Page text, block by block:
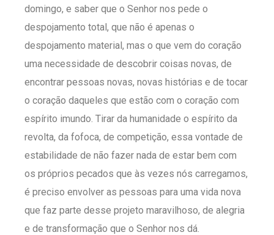
domingo, e saber que o Senhor nos pede o
despojamento total, que não é apenas o
despojamento material, mas o que vem do coração
uma necessidade de descobrir coisas novas, de
encontrar pessoas novas, novas histórias e de tocar
o coração daqueles que estão com o coração com
espírito imundo. Tirar da humanidade o espírito da
revolta, da fofoca, de competição, essa vontade de
estabilidade de não fazer nada de estar bem com
os próprios pecados que às vezes nós carregamos,
é preciso envolver as pessoas para uma vida nova
que faz parte desse projeto maravilhoso, de alegria
e de transformação que o Senhor nos dá.